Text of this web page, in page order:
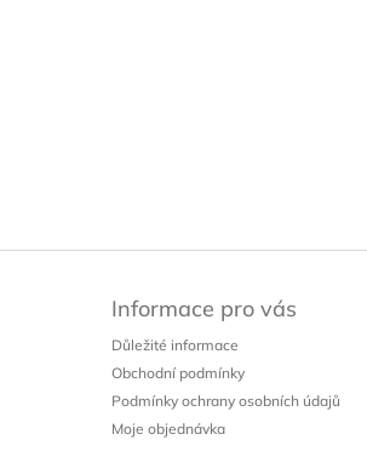
Informace pro vás
Důležité informace
Obchodní podmínky
Podmínky ochrany osobních údajů
Moje objednávka